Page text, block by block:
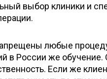
выбор клиники и
любые
в России же обучение.
Если же